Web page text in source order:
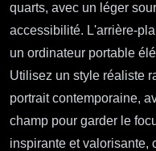
quarts, avec un léger
accessibilité. L'arrière-
un ordinateur portable
Utilisez un style réaliste
portrait contemporaine,
champ pour garder le
inspirante et valorisante,